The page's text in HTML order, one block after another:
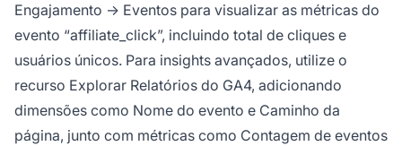
Engajamento → Eventos para visualizar as métricas do
evento “affiliate_click”, incluindo total de cliques e
usuários únicos. Para insights avançados, utilize o
recurso Explorar Relatórios do GA4, adicionando
dimensões como Nome do evento e Caminho da
página, junto com métricas como Contagem de eventos